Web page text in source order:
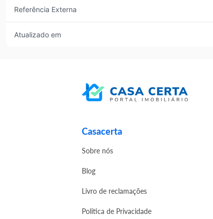
Referência Externa
Atualizado em
Casacerta
Sobre nós
Blog
Livro de reclamações
Politica de Privacidade